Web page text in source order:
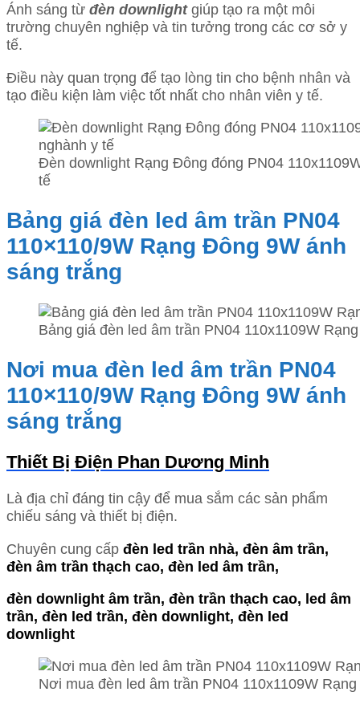
Ánh sáng từ đèn downlightgiúp tạo ra một môi
trường chuyên nghiệp và tin tưởng trong các cơ sở y
tế.
Điều này quan trọng để tạo lòng tin cho bệnh nhân và
tạo điều kiện làm việc tốt nhất cho nhân viên y tế.
Đèn downlight Rạng Đông đóng PN04
tế
Bảng giá đèn led âm trần PN04
110×110/9W Rạng Đông 9W ánh
sáng trắng
Bảng giá đèn led âm trần PN04 110x1109W
Nơi mua đèn led âm trần PN04
110×110/9W Rạng Đông 9W ánh
sáng trắng
Thiết Bị Điện Phan Dương Minh
Là địa chỉ đáng tin cậy để mua sắm các sản phẩm
chiếu sáng và thiết bị điện.
Chuyên cung cấp đèn led trần nhà, đèn âm trần,
đèn âm trần thạch cao, đèn led âm trần,
đèn downlight âm trần, đèn trần thạch cao, led âm
trần, đèn led trần, đèn downlight, đèn led
downlight
Nơi mua đèn led âm trần PN04 110x1109W